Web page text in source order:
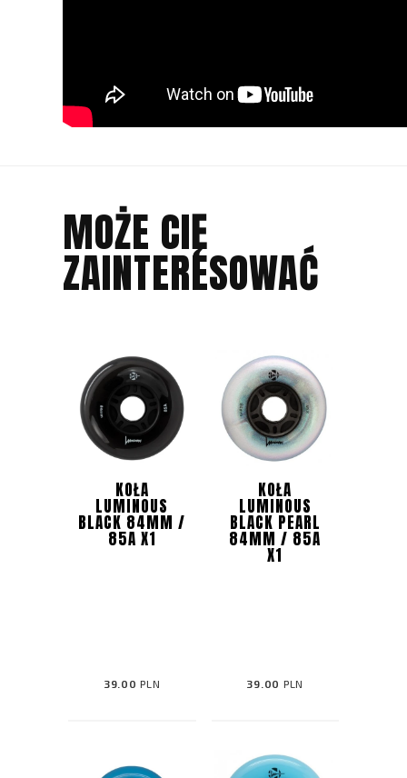
MOŻE CIĘ
ZAINTERESOWAĆ
KOŁA
LUMINOUS
BLACK 84MM /
85A X1
39.00 PLN
KOŁA
LUMINOUS
BLACK PEARL
84MM / 85A
X1
39.00 PLN